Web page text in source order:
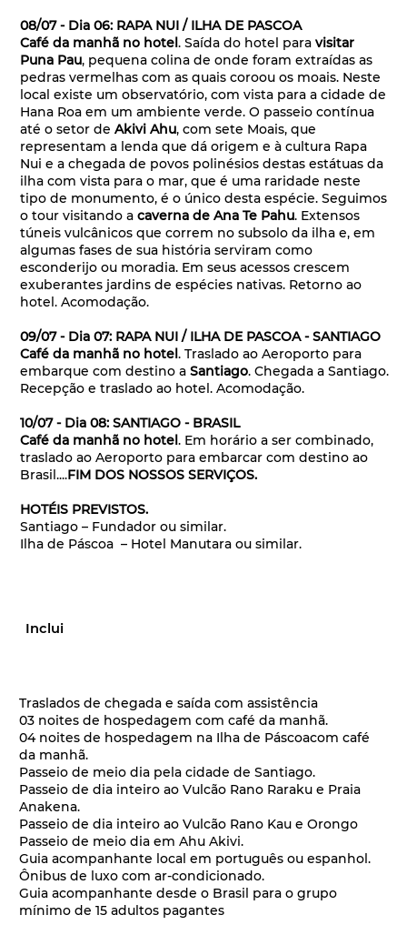
08/07 - Dia 06: RAPA NUI / ILHA DE PASCOA
Café da manhã no hotel. Saída do hotel paravisitar
Puna Pau, pequena colina de onde foram extraídas as
pedras vermelhas com as quais coroou os moais. Neste
local existe um observatório, com vista para a cidade de
Hana Roa em um ambiente verde. O passeio contínua
até o setor deAkivi Ahu, com sete Moais, que
representam a lenda que dá origem e à cultura Rapa
Nui e a chegada de povos polinésios destas estátuas da
ilha com vista para o mar, que é uma raridade neste
tipo de monumento, é o único desta espécie. Seguimos
o tour visitando acaverna de Ana Te Pahu. Extensos
túneis vulcânicos que correm no subsolo da ilha e, em
algumas fases de sua história serviram como
esconderijo ou moradia. Em seus acessos crescem
exuberantes jardins de espécies nativas. Retorno ao
hotel. Acomodação.
09/07 - Dia 07: RAPA NUI / ILHA DE PASCOA - SANTIAGO
Café da manhã no hotel. Traslado ao Aeroporto para
embarque com destino aSantiago. Chegada a Santiago.
Recepção e traslado ao hotel. Acomodação.
10/07 - Dia 08: SANTIAGO - BRASIL
Café da manhã no hotel. Em horário a ser combinado,
traslado ao Aeroporto para embarcar com destino ao
Brasil....FIM DOS NOSSOS SERVIÇOS.
HOTÉIS PREVISTOS.
Santiago – Fundador ou similar.
Ilha de Páscoa – Hotel Manutara ou similar.
Inclui
Traslados de chegada e saída com assistência
03 noites de hospedagem com café da manhã.
04 noites de hospedagem na Ilha de Páscoacom café
da manhã.
Passeio de meio dia pela cidade de Santiago.
Passeio de dia inteiro ao Vulcão Rano Raraku e Praia
Anakena.
Passeio de dia inteiro ao Vulcão Rano Kau e Orongo
Passeio de meio dia em Ahu Akivi.
Guia acompanhante local em português ou espanhol.
Ônibus de luxo com ar-condicionado.
Guia acompanhante desde o Brasil para o grupo
mínimo de 15 adultos pagantes